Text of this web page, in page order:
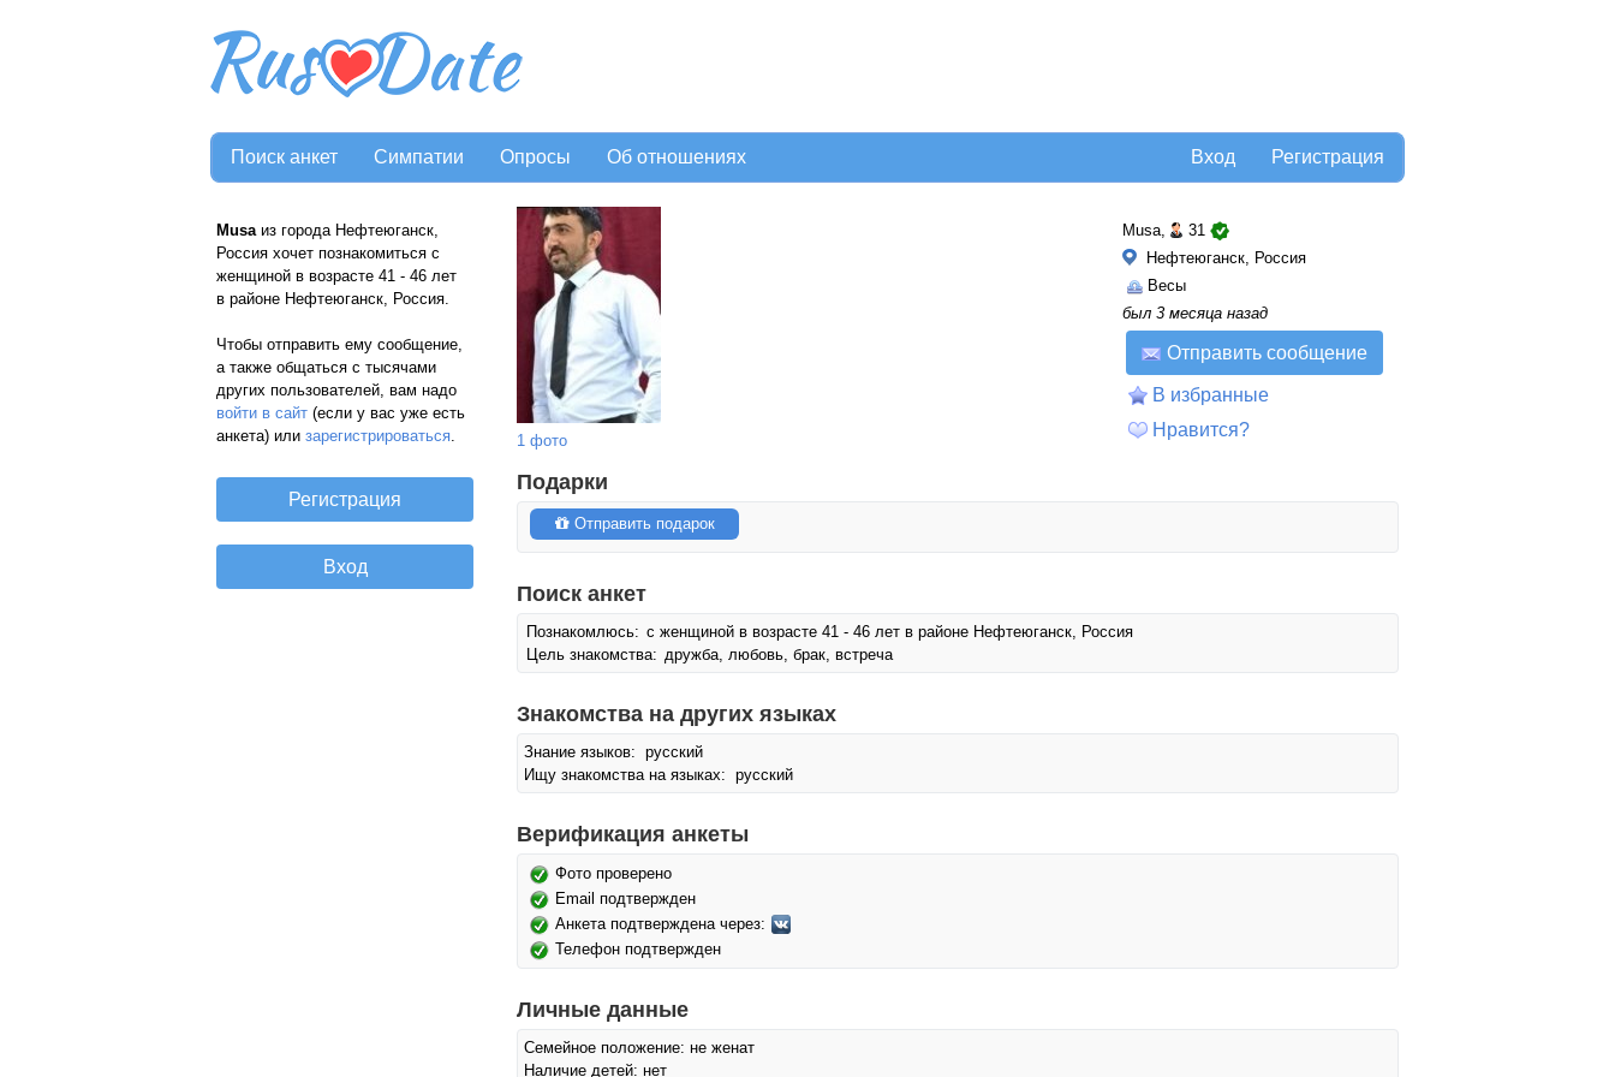
Поиск анкет Симпатии Опросы Об отношениях Регистрация
Вход
Musaиз города Нефтеюганск,
Россия хочет познакомиться с
женщиной в возрасте 41 - 46 лет
в районе Нефтеюганск, Россия.
Чтобы отправить ему сообщение,
а также общаться с тысячами
других пользователей, вам надо
войти в сайт (если у вас уже есть
анкета) или зарегистрироваться. 1 фото
Musa,
31
Нефтеюганск, Россия
Весы
был 3 месяца назад
Отправить сообщение
В избранные
Нравится?
Подарки
Отправить подарок
Поиск анкет
Познакомлюсь: с женщиной в возрасте 41 - 46 лет в районе Нефтеюганск, Россия
Цель знакомства: дружба, любовь, брак, встреча
Знакомства на других языках
Знание языков: русский
Ищу знакомства на языках: русский
Верификация анкеты
Фото проверено
Email подтвержден
Анкета подтверждена через:
Телефон подтвержден
Личные данные
Семейное положение: не женат
Наличие детей: нет